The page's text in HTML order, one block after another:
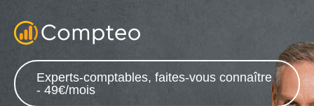
Experts-comptables, faites-vous connaître
- 49€/mois